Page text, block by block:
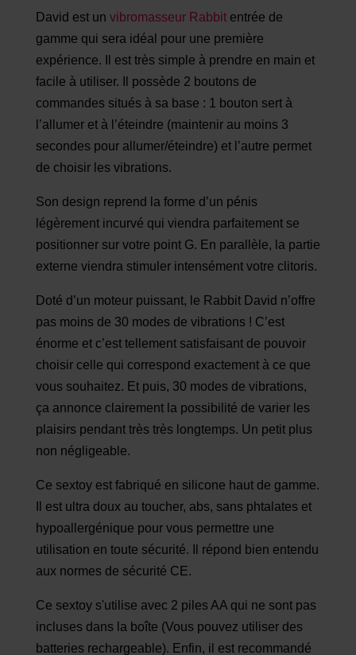
David est un vibromasseur Rabbitentrée de
gamme qui sera idéal pour une première
expérience. Il est très simple à prendre en main et
facile à utiliser. Il possède 2 boutons de
commandes situés à sa base : 1 bouton sert à
l’allumer et à l’éteindre (maintenir au moins 3
secondes pour allumer/éteindre) et l’autre permet
de choisir les vibrations.
Son design reprend la forme d’un pénis
légèrement incurvé qui viendra parfaitement se
positionner sur votre point G. En parallèle, la partie
externe viendra stimuler intensément votre clitoris.
Doté d’un moteur puissant, le Rabbit David n’offre
pas moins de 30 modes de vibrations ! C’est
énorme et c’est tellement satisfaisant de pouvoir
choisir celle qui correspond exactement à ce que
vous souhaitez. Et puis, 30 modes de vibrations,
ça annonce clairement la possibilité de varier les
plaisirs pendant très très longtemps. Un petit plus
non négligeable.
Ce sextoy est fabriqué en silicone haut de gamme.
Il est ultra doux au toucher, abs, sans phtalates et
hypoallergénique pour vous permettre une
utilisation en toute sécurité. Il répond bien entendu
aux normes de sécurité CE.
Ce sextoy s'utilise avec 2 piles AA qui ne sont pas
incluses dans la boîte (Vous pouvez utiliser des
batteries rechargeable). Enfin, il est recommandé